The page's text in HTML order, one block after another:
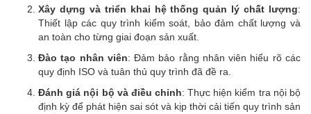
Xây dựng và triển khai hệ thống quản lý chất lượng:
Thiết lập các quy trình kiểm soát, bảo đảm chất lượng và
an toàn cho từng giai đoạn sản xuất.
Đào tạo nhân viên: Đảm bảo rằng nhân viên hiểu rõ các
quy định ISO và tuân thủ quy trình đã đề ra.
Đánh giá nội bộ và điều chỉnh: Thực hiện kiểm tra nội bộ
định kỳ để phát hiện sai sót và kịp thời cải tiến quy trình sản